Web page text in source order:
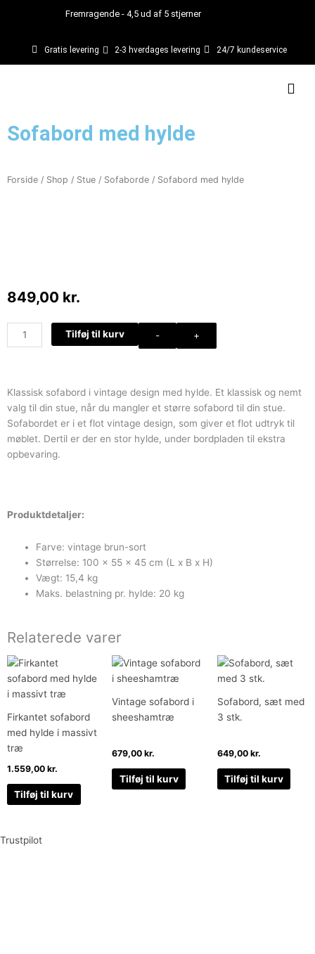
Fremragende - 4,5 ud af 5 stjerner
Gratis levering 2-3 hverdages levering 24/7 kundeservice
Sofabord med hylde
Forside / Shop / Stue / Sofaborde / Sofabord med hylde
849,00 kr.
-
Sofabord
med
+
Tilføj til kurv
Klassisk sofabord i vintage design med hylde. Et klassisk og nemt
valg til din stue, når du mangler et større sofabord til din stue.
Sofabordet er i et flot vintage design, som giver et flot udtryk til
møblet. Dertil er der en stor hylde, under bordpladen til ekstra
opbevaring.
Produktdetaljer:
Farve: vintage brun-sort
Størrelse: 100 x 55 x 45 cm (L x B x H)
Vægt: 15,4 kg
Maks. belastning pr. hylde: 20 kg
Relaterede varer
Firkantet sofabord
med hylde i massivt
træ
1.559,00 kr.
Tilføj til kurv
Vintage sofabord i
sheeshamtræ
679,00kr.
Tilføj til kurv
Sofabord, sæt med
3 stk.
649,00 kr.
Tilføj til kurv
Trustpilot